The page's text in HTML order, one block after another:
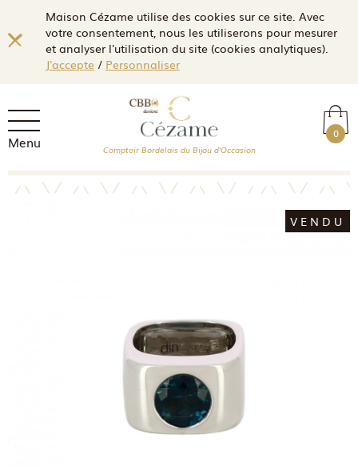
Maison Cézame utilise des cookies sur ce site. Avec
votre consentement, nous les utiliserons pour mesurer
et analyser l'utilisation du site (cookies analytiques).
J'accepte/ Personnaliser
Menu 0
Comptoir Bordelais du Bijou d'Occasion
VENDU